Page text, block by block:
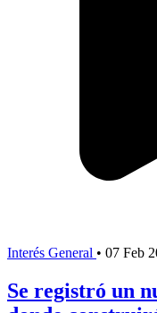
Interés General • 07 Feb
Se registró un